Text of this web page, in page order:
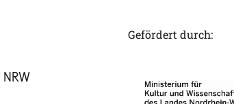
Gefördert durch: